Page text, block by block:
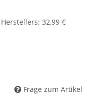
: 32,99 €
Frage zum Artikel